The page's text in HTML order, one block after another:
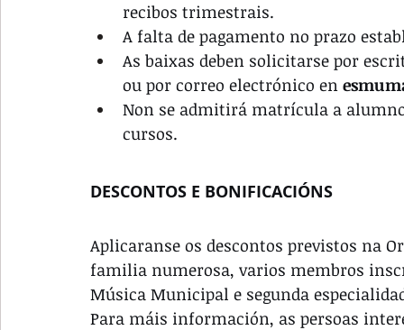
recibos trimestrais.
A falta de pagamento no prazo
As baixas deben solicitarse por
ou por correo electrónico en
Non se admitirá matrícula a
cursos.
DESCONTOS E BONIFICACIÓNS
Aplicaranse os descontos previstos na
familia numerosa, varios membros
Música Municipal e segunda
Para máis información, as persoas